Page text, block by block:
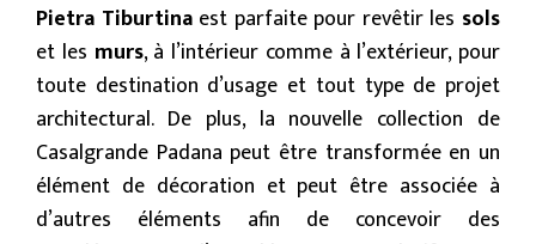
Pietra Tiburtina est parfaite pour revêtir les sols
et les murs, à l’intérieur comme à l’extérieur, pour
toute destination d’usage et tout type de projet
architectural. De plus, la nouvelle collection de
Casalgrande Padana peut être transformée en un
élément de décoration et peut être associée à
d’autres éléments afin de concevoir des